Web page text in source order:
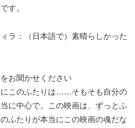
す。
ラ：（日本語で）素晴らしかった
聞かせください
このふたりは……そもそも自分の
に中心で。この映画は、ずっとふ
ふたりが本当にこの映画の魂だな